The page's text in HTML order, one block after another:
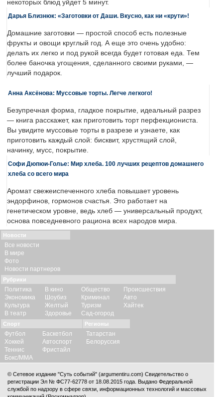
некоторых блюд уйдет 5 минут.
Дарья Близнюк: «Заготовки от Даши. Вкусно, как ни «крути»!
Домашние заготовки — простой способ есть полезные
фрукты и овощи круглый год. А еще это очень удобно:
делать их легко и под рукой всегда будет готовая еда. Тем
более баночка угощения, сделанного своими руками, —
лучший подарок.
Анна Аксёнова: Муссовые торты. Легче легкого!
Безупречная форма, гладкое покрытие, идеальный разрез
— книга расскажет, как приготовить торт перфекциониста.
Вы увидите муссовые торты в разрезе и узнаете, как
приготовить каждый слой: бисквит, хрустящий слой,
начинку, мусс, покрытие.
Софи Дюпюи-Голье: Мир хлеба. 100 лучших рецептов домашнего
хлеба со всего мира
Аромат свежеиспеченного хлеба повышает уровень
эндорфинов, гормонов счастья. Это работает на
генетическом уровне, ведь хлеб — универсальный продукт,
основа повседневного рациона всех народов мира.
Новости
Все новости
В мире
Фото
Новости партнеров
Рубрики
Политика
Экономика
Культура
В театр
В кино
Шоубиз
Желтый
Здоровье
Общество
Криминал
Туризм
Сад-огород
Происшествия
Авто
Хайтек
Спорт
Футбол
Хоккей
Теннис
Бокс/ММА
Баскетбол
Автоспорт
Фристайл
Регионы
Татарстан
Белоруссия
© Сетевое издание "Суть событий" (argumentiru.com) Свидетельство о
регистрации Эл № ФС77-62778 от 18.08.2015 года. Выдано Федеральной
службой по надзору в сфере связи, информационных технологий и массовых